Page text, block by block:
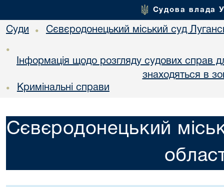
Судова влада
Суди • Сєвєродонецький міський суд
•
Інформація щодо розгляду судових справ
знаходяться в
• Кримінальні справи
Сєвєродонецький